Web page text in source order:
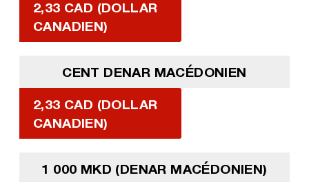
2,33 CAD (DOLLAR
CANADIEN)
CENT DENAR MACÉDONIEN
2,33 CAD (DOLLAR
CANADIEN)
1 000 MKD (DENAR MACÉDONIEN)